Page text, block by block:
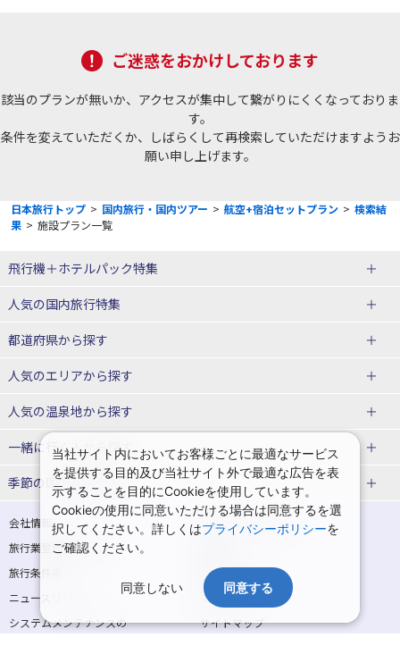
ご迷惑をおかけしております
該当のプランが無いか、アクセスが集中して繋がりにくくなっておりま
す。
条件を変えていただくか、しばらくして再検索していただけますようお
願い申し上げます。
日本旅行トップ > 国内旅行・国内ツアー > 航空+宿泊セットプラン > 検索結
果 > 施設プラン一覧
飛行機＋ホテルパック特集
赤い風船ダイナミックパッケージ
ＪＡＬで行く飛行機+ホテルパック
人気の国内旅行特集
東京ディズニーリゾート®への旅
ユニバーサル・スタジオ・ジャパ
都道府県から探す
北海道旅行・ツアー
東北
青森旅行・ツアー
岩手旅行・ツアー
宮城旅行・ツアー
秋田旅行・ツアー
山形旅行・ツアー
福島旅行・ツアー
関東
東京旅行・ツアー
神奈川旅行・ツアー
人気のエリアから探す
函館旅行 札幌旅行
仙台旅行
那須旅行
日光旅行
小笠原旅行
大島旅行
人気の温泉地から探す
北海道
湯の川温泉(北海道)
定山渓温泉(北海道)
十勝川温泉(北海道)
阿寒湖温泉(北海道)
洞爺湖温泉(北海道)
層雲峡温泉(北海道)
知床温泉(北海道)
一緒に行く人から探す
一人旅 国内版
家族・子連れ旅行 国内版
カップル・夫婦旅行 国内版
女子旅 国内版
卒業旅行・学生旅行 国内版
季節の国内旅行特集
桜・お花見特集
ゴールデンウィーク（GW）の国内
旅行
夏休み・お盆の国内旅行
7月の国内旅行
8月の国内旅行
9月の国内旅行
10月の国内旅行
11月の国内旅行
会社情報
プライバシーポリシー
旅行業登録票・約款
旅行条件書
商標について
ニュースリリース
採用情報
システムメンテナンスの
サイトマップ
当社サイト内においてお客様ごとに最適なサービス
を提供する目的及び当社サイト外で最適な広告を表
示することを目的にCookieを使用しています。
Cookieの使用に同意いただける場合は同意するを選
択してください。詳しくはプライバシーポリシーを
ご確認ください。
同意しない 同意する